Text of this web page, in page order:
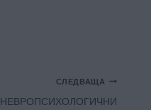
СЛЕДВАЩА
НЕВРОПСИХОЛОГИЧНИ